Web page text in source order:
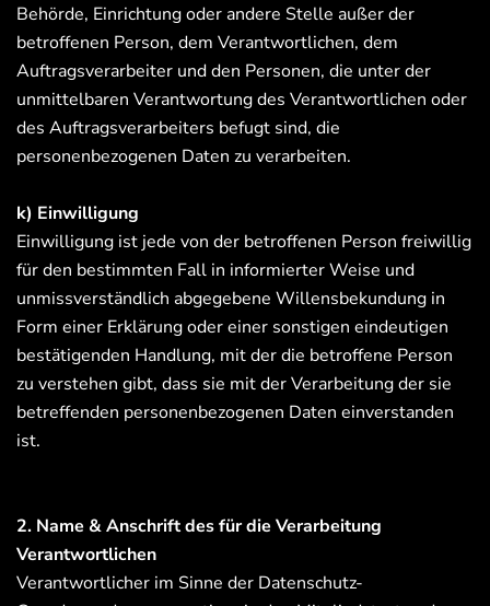
Behörde, Einrichtung oder andere Stelle außer der
betroffenen Person, dem Verantwortlichen, dem
Auftragsverarbeiter und den Personen, die unter der
unmittelbaren Verantwortung des Verantwortlichen oder
des Auftragsverarbeiters befugt sind, die
personenbezogenen Daten zu verarbeiten.
k) Einwilligung
Einwilligung ist jede von der betroffenen Person freiwillig
für den bestimmten Fall in informierter Weise und
unmissverständlich abgegebene Willensbekundung in
Form einer Erklärung oder einer sonstigen eindeutigen
bestätigenden Handlung, mit der die betroffene Person
zu verstehen gibt, dass sie mit der Verarbeitung der sie
betreffenden personenbezogenen Daten einverstanden
ist.
2. Name & Anschrift des für die Verarbeitung
Verantwortlichen
Verantwortlicher im Sinne der Datenschutz-